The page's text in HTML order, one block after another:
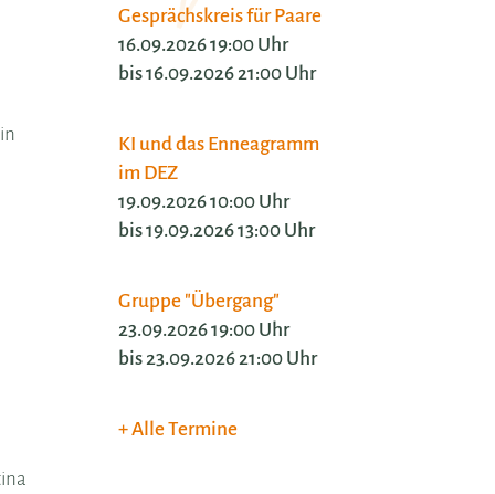
Gesprächskreis für Paare
16.09.2026 19:00 Uhr
bis 16.09.2026 21:00 Uhr
KI und das Enneagramm
im DEZ
19.09.2026 10:00 Uhr
bis 19.09.2026 13:00 Uhr
Gruppe "Übergang"
23.09.2026 19:00 Uhr
bis 23.09.2026 21:00 Uhr
Alle Termine